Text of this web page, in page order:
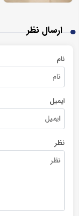
ارسال نظر
نام
ایمیل
نظر